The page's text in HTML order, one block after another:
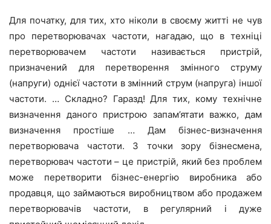
Для початку, для тих, хто ніколи в своєму житті не чув
про перетворювачах частоти, нагадаю, що в техніці
перетворювачем частоти називається пристрій,
призначений для перетворення змінного струму
(напруги) однієї частоти в змінний струм (напруга) іншої
частоти. … Складно? Гаразд! Для тих, кому технічне
визначення даного пристрою запам’ятати важко, дам
визначення простіше … Дам бізнес-визначення
перетворювача частоти. З точки зору бізнесмена,
перетворювач частоти – це пристрій, який без проблем
може перетворити бізнес-енергію виробника або
продавця, що займаються виробництвом або продажем
перетворювачів частоти, в регулярний і дуже